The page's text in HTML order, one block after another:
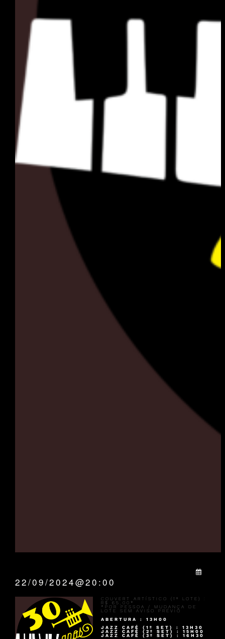
22/09/2024@20:00
COUVERT ARTÍSTICO (1º LOTE) :
R$ 65,00*
*POR PESSOA / MUDANÇA DE
LOTE SEM AVISO PRÉVIO
ABERTURA : 13H00
JAZZ CAFÉ (1º SET) : 13H30
JAZZ CAFÉ (2º SET) : 15H00
JAZZ CAFÉ (3º SET) : 16H30